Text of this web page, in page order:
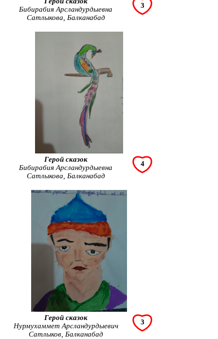
3
Бибирабия Арсландурдыевна
Сатлыкова, Балканабад
4
Герой сказок
Бибирабия Арсландурдыевна
Сатлыкова, Балканабад
3
Герой сказок
Нурмухаммет Арсландурдыевич
Сатлыков, Балканабад